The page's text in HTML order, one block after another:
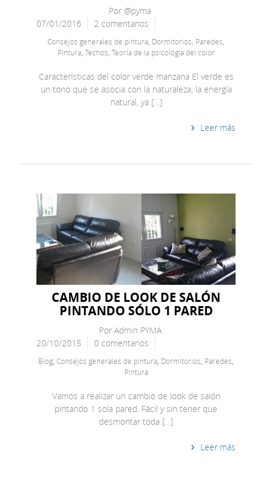
Por @pyma
07/01/2016
2 comentarios
Consejos generales de pintura Dormitorios Paredes
Pintura, Techos Teoría de la psicología del color
Características del color verde manzana El verde es
un tono que se asocia con la naturaleza, la energía
natural, ya […]
Leer más
CAMBIO DE LOOK DE SALÓN
PINTANDO SÓLO 1 PARED
Por Admin PYMA
20/10/2015
0 comentarios
Blog Consejos generales de pintura Dormitorios Paredes
Pintura
Vamos a realizar un cambio de look de salón
pintando 1 sola pared. Fácil y sin tener que
desmontar toda […]
Leer más